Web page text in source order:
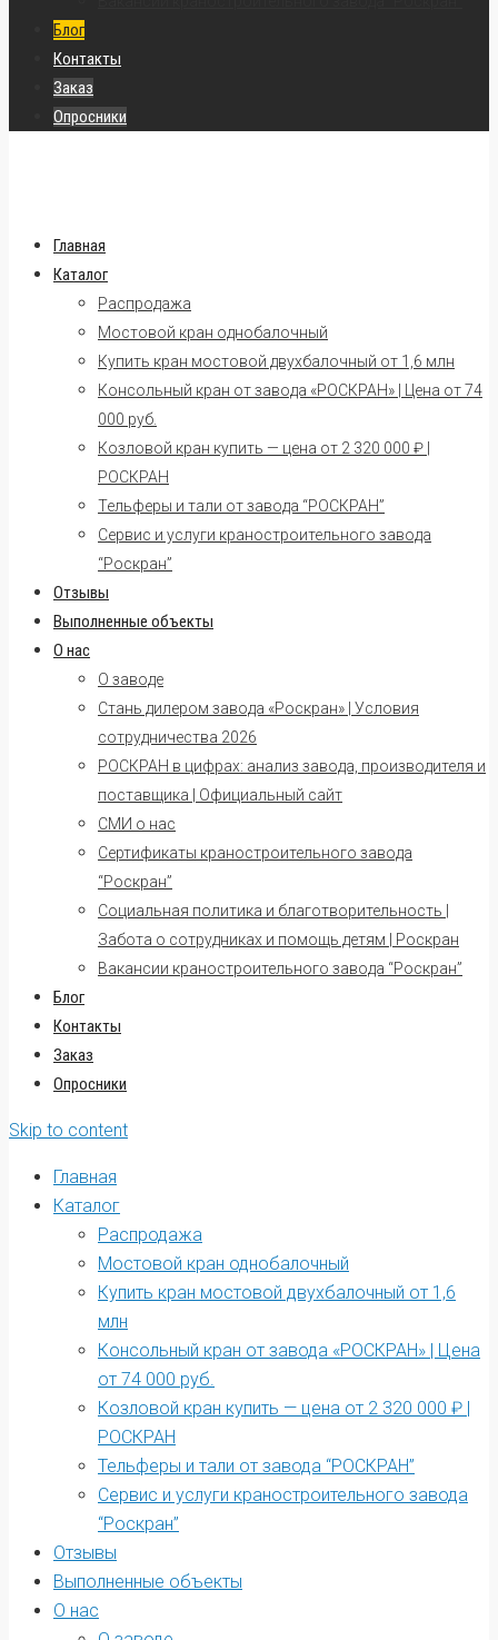
Блог
Контакты
Заказ
Опросники
Главная
Каталог
Распродажа
Мостовой кран однобалочный
Купить кран мостовой двухбалочный от 1,6 млн
Консольный кран от завода «РОСКРАН» | Цена от 74
000 руб.
Козловой кран купить — цена от 2 320 000 ₽ |
РОСКРАН
Тельферы и тали от завода “РОСКРАН”
Сервис и услуги краностроительного завода
“Роскран”
Отзывы
Выполненные объекты
О нас
О заводе
Стань дилером завода «Роскран» | Условия
сотрудничества 2026
РОСКРАН в цифрах: анализ завода, производителя и
поставщика | Официальный сайт
СМИ о нас
Сертификаты краностроительного завода
“Роскран”
Социальная политика и благотворительность |
Забота о сотрудниках и помощь детям | Роскран
Вакансии краностроительного завода “Роскран”
Блог
Контакты
Заказ
Опросники
Skip to content
Главная
Каталог
Распродажа
Мостовой кран однобалочный
Купить кран мостовой двухбалочный от 1,6
млн
Консольный кран от завода «РОСКРАН» | Цена
от 74 000 руб.
Козловой кран купить — цена от 2 320 000 ₽ |
РОСКРАН
Тельферы и тали от завода “РОСКРАН”
Сервис и услуги краностроительного завода
“Роскран”
Отзывы
Выполненные объекты
О нас